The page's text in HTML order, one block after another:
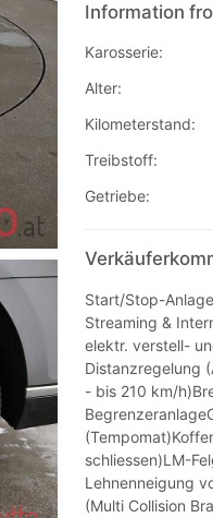
Information
Karosserie:
Alter:
Kilometerstand:
Treibstoff:
Getriebe:
Start/Stop-
Streaming &
elektr. verstell-
Distanzregelung
- bis 210 km/
schliessen)LM-
Lehnenneigung
(Multi Collision